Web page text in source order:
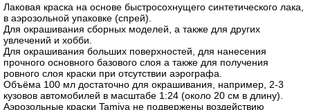
Лаковая краска на основе быстросохнущего синтетического лака,
в аэрозольной упаковке (спрей).
Для окрашивания сборных моделей, а также для других
увлечений и хобби.
Для окрашивания больших поверхностей, для нанесения
прочного основного базового слоя а также для получения
ровного слоя краски при отсутствии аэрографа.
Объёма 100 мл достаточно для окрашивания, например, 2-3
кузовов автомобилей в масштабе 1:24 (около 20 см в длину).
Аэрозольные краски Tamiya не подвержены воздействию